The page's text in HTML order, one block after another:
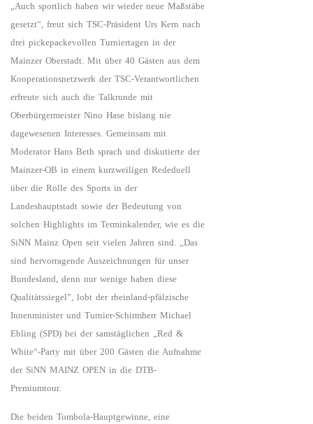
„Auch sportlich haben wir wieder neue Maßstäbe
gesetzt“, freut sich TSC-Präsident Urs Kern nach
drei pickepackevollen Turniertagen in der
Mainzer Oberstadt. Mit über 40 Gästen aus dem
Kooperationsnetzwerk der TSC-Verantwortlichen
erfreute sich auch die Talkrunde mit
Oberbürgermeister Nino Hase bislang nie
dagewesenen Interesses. Gemeinsam mit
Moderator Hans Beth sprach und diskutierte der
Mainzer-OB in einem kurzweiligen Rededuell
über die Rolle des Sports in der
Landeshauptstadt sowie der Bedeutung von
solchen Highlights im Terminkalender, wie es die
SiNN Mainz Open seit vielen Jahren sind. „Das
sind hervorragende Auszeichnungen für unser
Bundesland, denn nur wenige haben diese
Qualitätssiegel”, lobt der rheinland-pfälzische
Innenminister und Turnier-Schirmherr Michael
Ebling (SPD) bei der samstäglichen „Red &
White“-Party mit über 200 Gästen die Aufnahme
der SiNN MAINZ OPEN in die DTB-
Premiumtour.
Die beiden Tombola-Hauptgewinne, eine